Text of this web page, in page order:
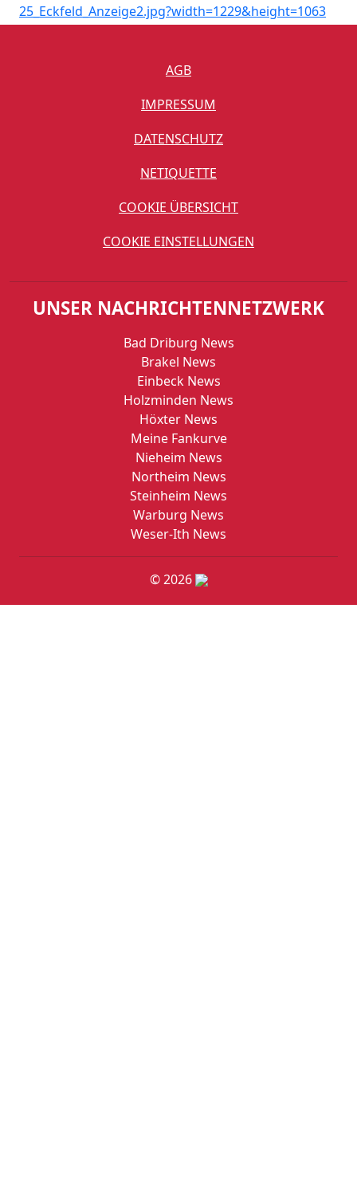
AGB
IMPRESSUM
DATENSCHUTZ
NETIQUETTE
COOKIE ÜBERSICHT
COOKIE EINSTELLUNGEN
UNSER NACHRICHTENNETZWERK
Bad Driburg News
Brakel News
Einbeck News
Holzminden News
Höxter News
Meine Fankurve
Nieheim News
Northeim News
Steinheim News
Warburg News
Weser-Ith News
© 2026